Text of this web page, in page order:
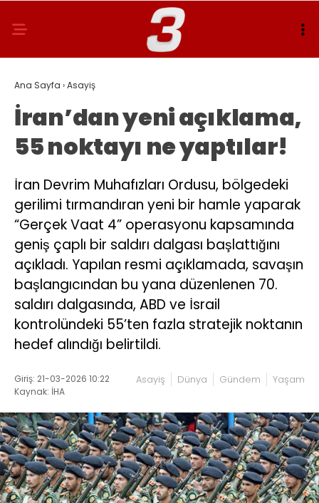
Ana Sayfa ›Asayiş
İran’dan yeni açıklama,
55 noktayı ne yaptılar!
İran Devrim Muhafızları Ordusu, bölgedeki
gerilimi tırmandıran yeni bir hamle yaparak
“Gerçek Vaat 4” operasyonu kapsamında
geniş çaplı bir saldırı dalgası başlattığını
açıkladı. Yapılan resmi açıklamada, savaşın
başlangıcından bu yana düzenlenen 70.
saldırı dalgasında, ABD ve İsrail
kontrolündeki 55’ten fazla stratejik noktanın
hedef alındığı belirtildi.
Giriş: 21-03-2026 10:22
Kaynak: İHA
Asayiş Dünya Gündem Yaşam